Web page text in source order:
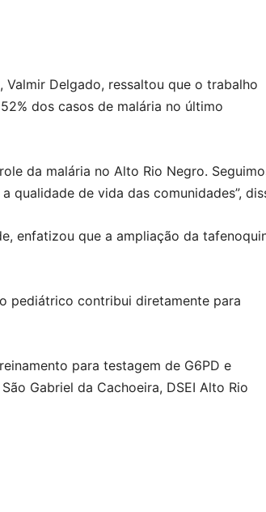
Delgado, ressaltou que o trabalho
dos casos de malária no último
da malária no Alto Rio Negro.
qualidade de vida das comunidades”,
enfatizou que a ampliação da
pediátrico contribui diretamente para
para testagem de G6PD e
Gabriel da Cachoeira, DSEI Alto Rio